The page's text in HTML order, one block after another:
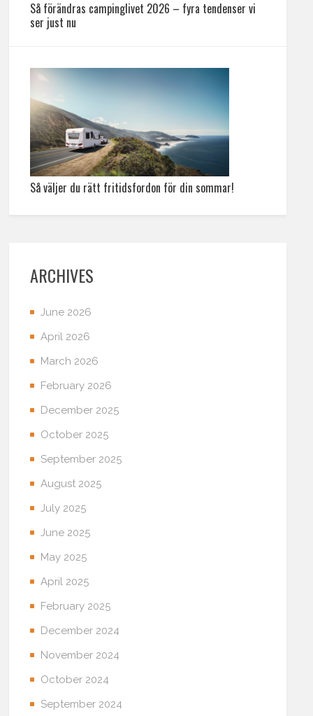
Så förändras campinglivet 2026 – fyra tendenser vi
ser just nu
Så väljer du rätt fritidsfordon för din sommar!
ARCHIVES
June 2026
April 2026
March 2026
February 2026
December 2025
October 2025
September 2025
August 2025
July 2025
June 2025
May 2025
April 2025
February 2025
December 2024
November 2024
October 2024
September 2024